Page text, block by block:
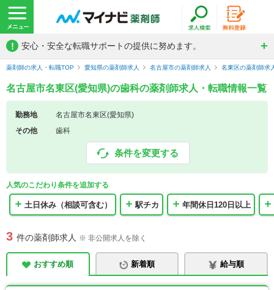
! 安心・安全な転職サポートの提供に努めます。
薬剤師の求人・転職TOP 愛知県の薬剤師求人 名古屋市の薬剤師求人 名東区の薬剤師求
名古屋市名東区(愛知県)の歯科の薬剤師求人・転職情報一覧
勤務地
名古屋市名東区(愛知県)
その他
歯科
条件を変更する
人気のこだわり条件を追加する
土日休み（相談可含む） 駅チカ 年間休日120日以上
3 件の薬剤師求人 ※ 非公開求人を除く
おすすめ順 新着順 給与順